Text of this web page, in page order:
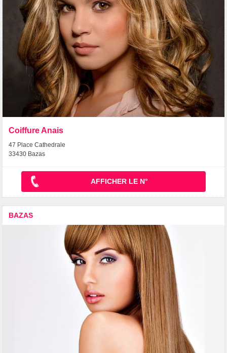
Coiffure Anais
47 Place Cathedrale
33430 Bazas
AFFICHER LE N°
BAZAS